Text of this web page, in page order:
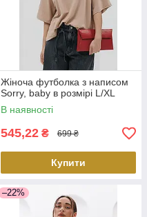
Жіноча футболка з написом
Sorry, baby в розмірі L/XL
В наявності
545,22 ₴ 699 ₴
Купити
–22%